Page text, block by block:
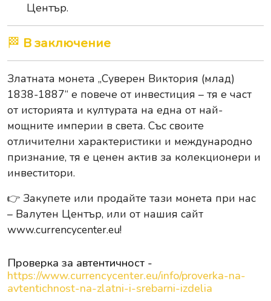
Център.
🏁 В заключение
Златната монета „Суверен Виктория (млад)
1838-1887“ е повече от инвестиция – тя е част
от историята и културата на една от най-
мощните империи в света. Със своите
отличителни характеристики и международно
признание, тя е ценен актив за колекционери и
инвеститори.
👉 Закупете или продайте тази монета при нас
– Валутен Център, или от нашия сайт
www.currencycenter.eu!
Проверка за автентичност -
https://www.currencycenter.eu/info/proverka-na-
avtentichnost-na-zlatni-i-srebarni-izdelia